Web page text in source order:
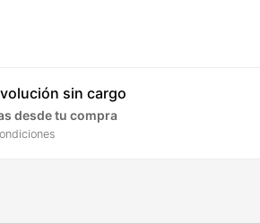
sin cargo
desde tu compra